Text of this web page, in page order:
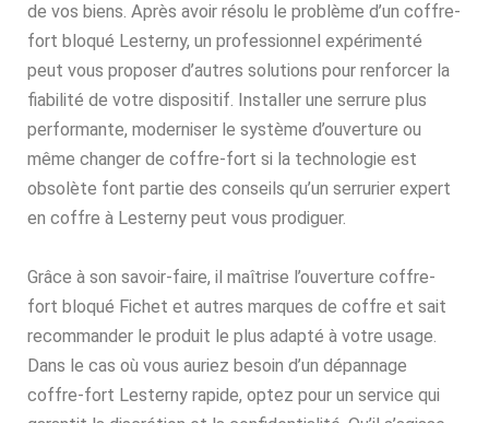
de vos biens. Après avoir résolu le problème d’un coffre-
fort bloqué Lesterny, un professionnel expérimenté
peut vous proposer d’autres solutions pour renforcer la
fiabilité de votre dispositif. Installer une serrure plus
performante, moderniser le système d’ouverture ou
même changer de coffre-fort si la technologie est
obsolète font partie des conseils qu’un serrurier expert
en coffre à Lesterny peut vous prodiguer.
Grâce à son savoir-faire, il maîtrise l’ouverture coffre-
fort bloqué Fichet et autres marques de coffre et sait
recommander le produit le plus adapté à votre usage.
Dans le cas où vous auriez besoin d’un dépannage
coffre-fort Lesterny rapide, optez pour un service qui